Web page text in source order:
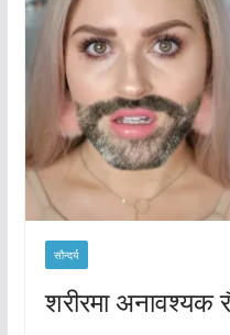
सौन्दर्य
शरीरमा अनावश्यक